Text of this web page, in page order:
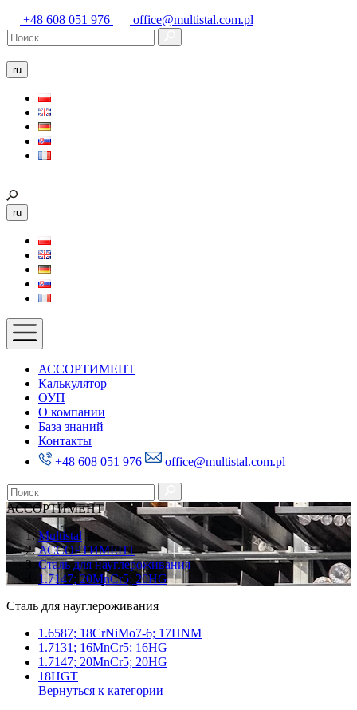
+48 608 051 976 office@multistal.com.pl
ru
ru
АССОРТИМЕНТ
Калькулятор
ОУП
О компании
База знаний
Контакты
+48 608 051 976
office@multistal.com.pl
АССОРТИМЕНТ
Multistal
АССОРТИМЕНТ
Сталь для науглероживания
1.7147; 20MnCr5; 20HG
Сталь для науглероживания
1.6587; 18CrNiMo7-6; 17HNM
1.7131; 16MnCr5; 16HG
1.7147; 20MnCr5; 20HG
18HGT
Вернуться к категории